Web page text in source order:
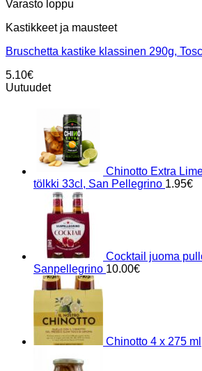
Varasto loppu
Kastikkeet ja mausteet
Bruschetta kastike klassinen 290g,
5.10€
Uutuudet
Chinotto Extra
tölkki 33cl, San Pellegrino 1.95€
Cocktail juoma
Sanpellegrino 10.00€
Chinotto 4 x 275